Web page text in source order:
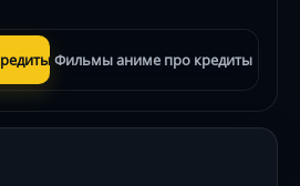
Фильмы аниме про кредиты